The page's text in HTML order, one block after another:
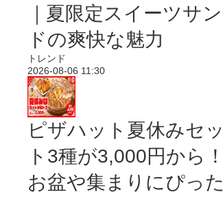
｜夏限定スイーツサン
ドの爽快な魅力
トレンド
2026-08-06 11:30
ピザハット夏休みセッ
ト3種が3,000円から！
お盆や集まりにぴった